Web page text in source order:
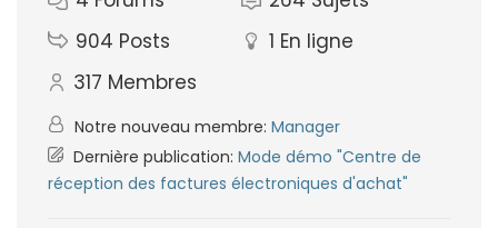
904 Posts 1 En ligne
317 Membres
Notre nouveau membre: Manager
Dernière publication: Mode démo "Centre de
réception des factures électroniques d'achat"